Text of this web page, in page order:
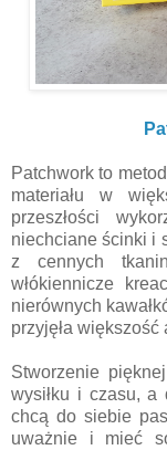
Patchwork to
materiału w
przeszłości
niechciane ścinki i
z cennych
włókiennicze
nierównych
przyjęła
Stworzenie
wysiłku i czasu, a
chcą do siebie
uważnie i mieć